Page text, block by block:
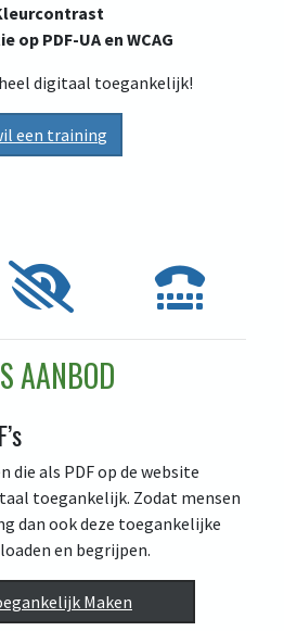
op PDF-UA en WCAG
digitaal toegankelijk!
een training
AANBOD
die als PDF op de website
toegankelijk. Zodat mensen
dan ook deze toegankelijke
en begrijpen.
Maken